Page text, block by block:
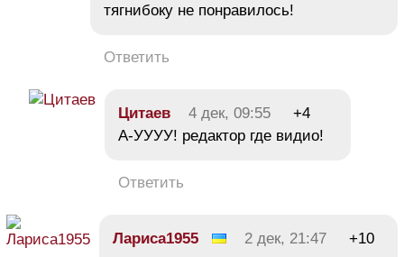
тягнибоку не понравилось!
Ответить
Цитаев 4 дек, 09:55
+4
А-УУУУ! редактор где видио!
Ответить
Лариса1955 2 дек, 21:47 +10